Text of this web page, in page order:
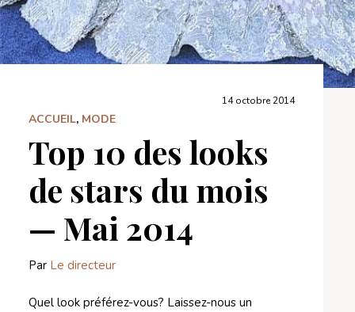
14 octobre 2014
ACCUEIL, MODE
Top 10 des looks
de stars du mois
— Mai 2014
Par Le directeur
Quel look préférez-vous? Laissez-nous un